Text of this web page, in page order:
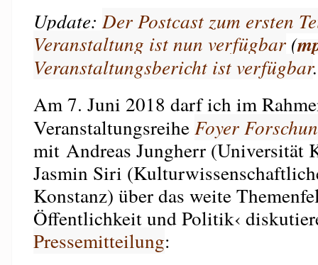
Update: Der Postcast zum ersten
Veranstaltung ist nun verfügbar(
Veranstaltungsbericht ist verfügbar.
Am 7. Juni 2018 darf ich im
Veranstaltungsreihe Foyer
mit Andreas Jungherr (Universität
Jasmin Siri
Konstanz) über das weite
Öffentlichkeit und Politik‹
Pressemitteilung: